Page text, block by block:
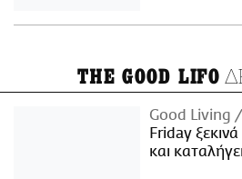
THE GOOD LIFO
Good Living
Friday
και